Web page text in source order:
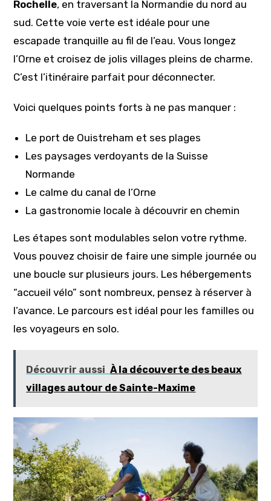
Rochelle, en traversant la Normandie du nord au
sud. Cette voie verte est idéale pour une
escapade tranquille au fil de l’eau. Vous longez
l’Orne et croisez de jolis villages pleins de charme.
C’est l’itinéraire parfait pour déconnecter.
Voici quelques points forts à ne pas manquer :
Le port de Ouistreham et ses plages
Les paysages verdoyants de la Suisse
Normande
Le calme du canal de l’Orne
La gastronomie locale à découvrir en chemin
Les étapes sont modulables selon votre rythme.
Vous pouvez choisir de faire une simple journée ou
une boucle sur plusieurs jours. Les hébergements
“accueil vélo” sont nombreux, pensez à réserver à
l’avance. Le parcours est idéal pour les familles ou
les voyageurs en solo.
Découvrir aussi À la découverte des beaux
villages autour de Sainte-Maxime